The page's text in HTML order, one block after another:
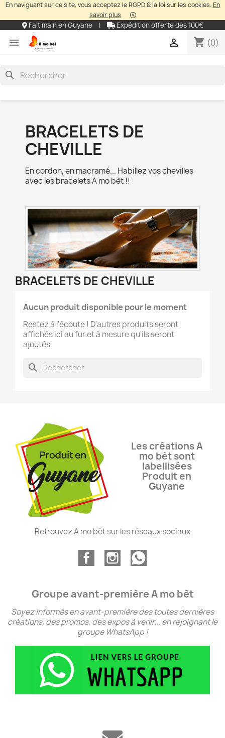
En naviguant sur ce site, vous acceptez le RGPD & la loi sur les cookies.En
savoir plus
Fait main en Guyane | Expédition offerte dès 100€
 shopping_cart (0)

search
BRACELETS DE
CHEVILLE
En cordon, en macramé... Habillez vos chevilles
avec les bracelets A mo bèt !!
BRACELETS DE CHEVILLE
Aucun produit disponible pour le moment
Restez à l'écoute ! D'autres produits seront
affichés ici au fur et à mesure qu'ils seront
ajoutés.
search
Les créations A
mo bèt sont
labellisées
Produit en
Guyane
Retrouvez A mo bèt sur les réseaux sociaux
Groupe avant-première A mo bèt
Soyez informés en avant-première des toutes dernières
créations, des promos, des expos à venir... en rejoignant le
groupe WhatsApp !